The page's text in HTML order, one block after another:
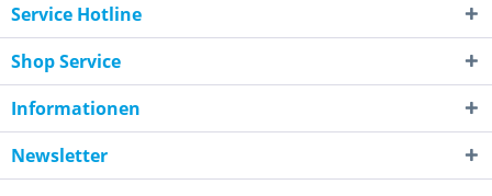
Service Hotline
Shop Service
Informationen
Newsletter